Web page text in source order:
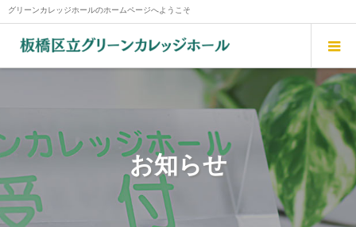
グリーンカレッジホールのホームページへようこそ
お知らせ